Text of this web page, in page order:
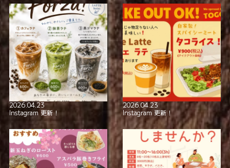
極上の美酒と
本格イタリアン！
2026.04.23
Instagram 更新！
2026.04.23
Instagram 更新！